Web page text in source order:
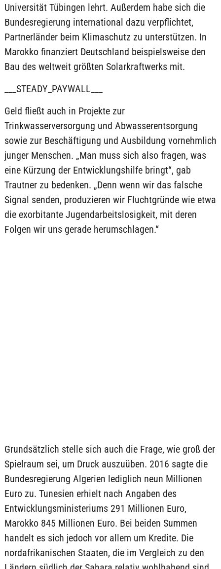
Universität Tübingen lehrt. Außerdem habe sich die
Bundesregierung international dazu verpflichtet,
Partnerländer beim Klimaschutz zu unterstützen. In
Marokko finanziert Deutschland beispielsweise den
Bau des weltweit größten Solarkraftwerks mit.
___STEADY_PAYWALL___
Geld fließt auch in Projekte zur
Trinkwasserversorgung und Abwasserentsorgung
sowie zur Beschäftigung und Ausbildung vornehmlich
junger Menschen. „Man muss sich also fragen, was
eine Kürzung der Entwicklungshilfe bringt“, gab
Trautner zu bedenken. „Denn wenn wir das falsche
Signal senden, produzieren wir Fluchtgründe wie etwa
die exorbitante Jugendarbeitslosigkeit, mit deren
Folgen wir uns gerade herumschlagen.“
Grundsätzlich stelle sich auch die Frage, wie groß der
Spielraum sei, um Druck auszuüben. 2016 sagte die
Bundesregierung Algerien lediglich neun Millionen
Euro zu. Tunesien erhielt nach Angaben des
Entwicklungsministeriums 291 Millionen Euro,
Marokko 845 Millionen Euro. Bei beiden Summen
handelt es sich jedoch vor allem um Kredite. Die
nordafrikanischen Staaten, die im Vergleich zu den